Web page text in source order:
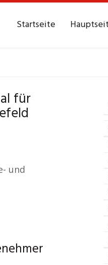
Startseite
für
und